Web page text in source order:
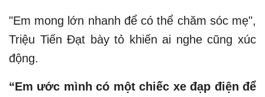
"Em mong lớn nhanh để có thể chăm sóc mẹ",
Triệu Tiến Đạt bày tỏ khiến ai nghe cũng xúc
động.
“Em ước mình có một chiếc xe đạp điện để